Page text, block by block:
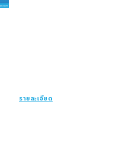
รายละเอียด